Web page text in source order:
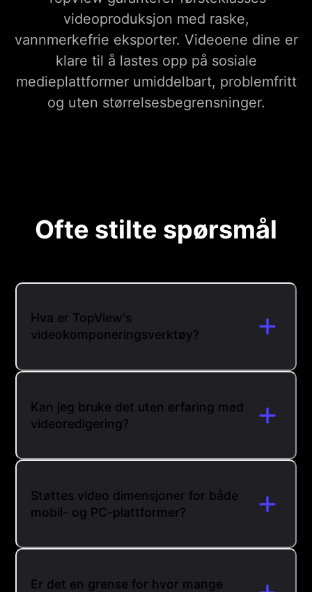
videoproduksjon med raske,
vannmerkefrie eksporter. Videoene dine er
klare til å lastes opp på sosiale
medieplattformer umiddelbart, problemfritt
og uten størrelsesbegrensninger.
Ofte stilte spørsmål
Hva er TopView's
videokomponeringsverktøy?
Kan jeg bruke det uten erfaring med
videoredigering?
Støttes video dimensjoner for både
mobil- og PC-plattformer?
Er det en grense for hvor mange